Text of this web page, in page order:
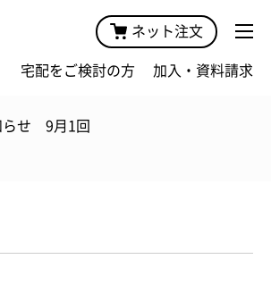
ネット注文
宅配をご検討の方 加入・資料請求
らせ 9月1回